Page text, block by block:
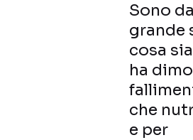
Sono
grande
cosa
ha
che
e per